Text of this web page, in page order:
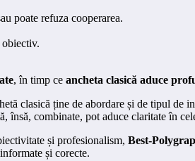
poate refuza cooperarea.
, în timp ce ancheta clasică aduce
clasică ține de abordare și de tipul
însă, combinate, pot aduce claritate în
și profesionalism, Best-
și corecte.